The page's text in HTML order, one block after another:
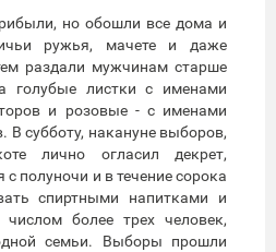
но обошли все дома и
ружья, мачете и даже
раздали мужчинам старше
голубые листки с именами
и розовые - с именами
В субботу, накануне выборов,
лично огласил декрет,
полуночи и в течение сорока
спиртными напитками и
числом более трех человек,
семьи. Выборы прошли